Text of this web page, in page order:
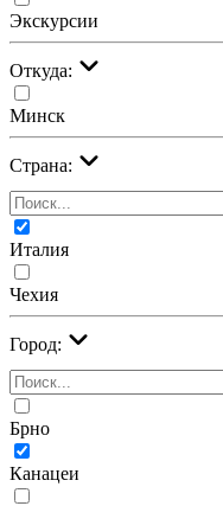
Экскурсии
Откуда:
Минск
Страна:
Италия
Чехия
Город:
Брно
Канацеи